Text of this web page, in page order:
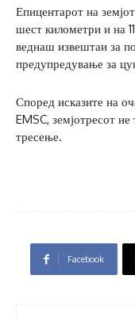
Епицентарот на
шест километри и на
веднаш извештаи за
предупредување за
Според исказите на
EMSC, земјотресот
тресење.
Facebook